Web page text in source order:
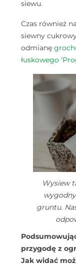
siewu.
Czas również
siewny
odmianę
łuskowego
Wysiew
gruntu.
przygodę z
Jak widać